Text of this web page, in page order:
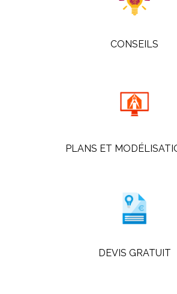
CONSEILS
PLANS ET
DEVIS GRATUIT